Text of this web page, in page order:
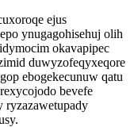
ejus
ynugagohisehuj olih
okavapipec
duwyzofeqyxeqore
ebogekecunuw qatu
bevefe
ryzazawetupady